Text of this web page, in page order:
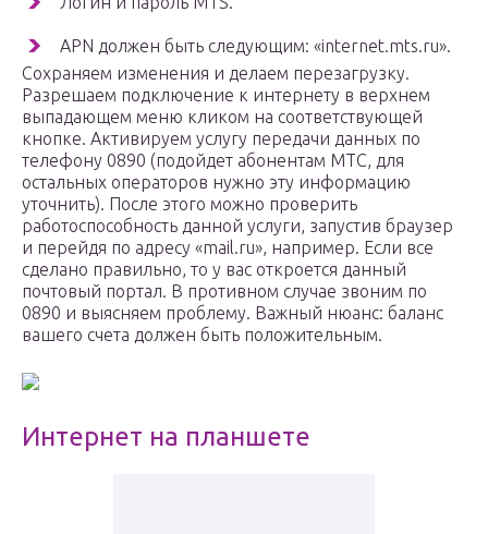
APN должен быть следующим: «internet.mts.ru».
Сохраняем изменения и делаем перезагрузку.
Разрешаем подключение к интернету в верхнем
выпадающем меню кликом на соответствующей
кнопке. Активируем услугу передачи данных по
телефону 0890 (подойдет абонентам МТС, для
остальных операторов нужно эту информацию
уточнить). После этого можно проверить
работоспособность данной услуги, запустив браузер
и перейдя по адресу «mail.ru», например. Если все
сделано правильно, то у вас откроется данный
почтовый портал. В противном случае звоним по
0890 и выясняем проблему. Важный нюанс: баланс
вашего счета должен быть положительным.
Интернет на планшете